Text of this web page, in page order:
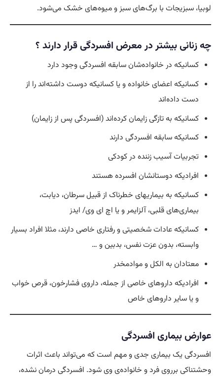
لوبیا، سبزیجات با برگ‌های سبز و میوه‌های خشک می‌شود.
چه زنانی بیشتر در معرض افسردگی قرار دارند ؟
کسانیکه در خانواده‌شان سابقه افسردگی وجود دارد
کسانیکه اعضای خانواده و یا کسانیکه دوست داشته‌اند را از
دست داده‌اند
کسانیکه به تازگی زایمان کرده‌اند (افسردگی پس از زایمان)
کسانیکه سابقه افسردگی دارند
تجربیات آسیب زننده در کودکی
افرادیکه دوستانشان افسرده هستند
کسانیکه به بیماریهای خطرناک از قبیل سرطان، دیابت،
بیماری‌های قلبی، آلزایمر و یا اچ ای وی/ ایدز
کسانیکه عادات شخصیتی و رفتاری خاصی دارند، مثلا افراد بسیار
وابسته، بدون عزت نفس، بدبین و …
معتادان به الکل و موادمخدر
افرادیکه داروهای خاصی از جمله، داروی فشارخون، قرص خواب
و یا سایر داروهای خاص
عوارض بیماری افسردگی
افسردگی یک بیماری جدی و مهم است که می‌تواند باعث اثرات
وحشتناکی برروی فرد و خانواده‌ی وی شود. افسردگی درمان نشده،